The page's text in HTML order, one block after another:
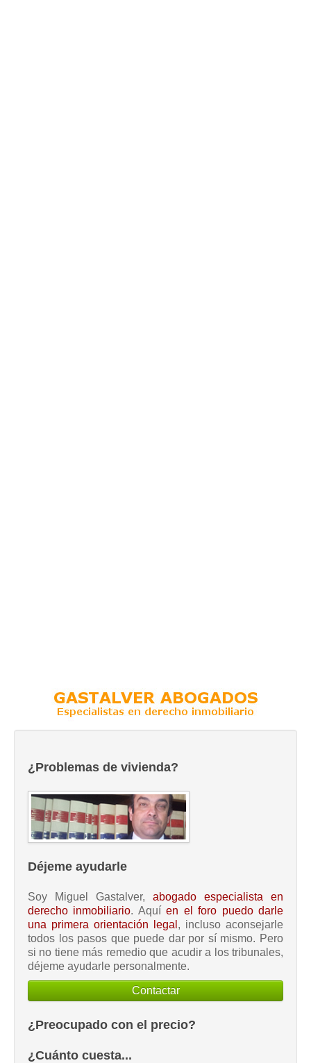
¿Problemas de vivienda?
Déjeme ayudarle
Soy Miguel Gastalver, abogado especialista en
derecho inmobiliario. Aquíen el foro puedo darle
una primera orientación legal , incluso aconsejarle
todos los pasos que puede dar por sí mismo. Pero
si no tiene más remedio que acudir a los tribunales,
déjeme ayudarle personalmente.
Contactar
¿Preocupado con el precio?
¿Cuánto cuesta...